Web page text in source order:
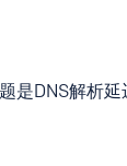
是DNS解析